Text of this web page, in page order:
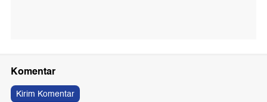
Komentar
Kirim Komentar